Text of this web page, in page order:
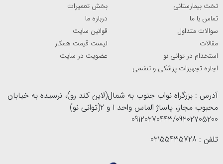
تخت بیمارستانی
بخش تعمیرات
تماس با ما
درباره ما
سوالات متداول
قوانین سایت
مقالات
لیست قیمت همکار
استخدام در توانی نو
عضویت در سایت
اجاره تجهیزات پزشکی و تنفسی
آدرس : بزرگراه نواب جنوب به شمال(لاین کند رو)، نرسیده به خیابان
محبوب مجاز، پاساژ الماس واحد 1 و 2(توانی نو)
09120270443/09202705200
تلفن : 02155435728